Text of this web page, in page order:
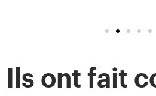
Ils ont fait